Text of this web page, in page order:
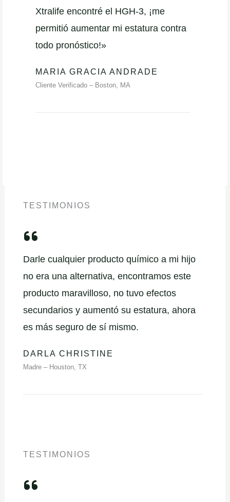
Xtralife encontré el HGH-3, ¡me
permitió aumentar mi estatura contra
todo pronóstico!»
MARIA GRACIA ANDRADE
Cliente Verificado – Boston, MA
TESTIMONIOS
Darle cualquier producto químico a mi hijo
no era una alternativa, encontramos este
producto maravilloso, no tuvo efectos
secundarios y aumentó su estatura, ahora
es más seguro de sí mismo.
DARLA CHRISTINE
Madre – Houston, TX
TESTIMONIOS